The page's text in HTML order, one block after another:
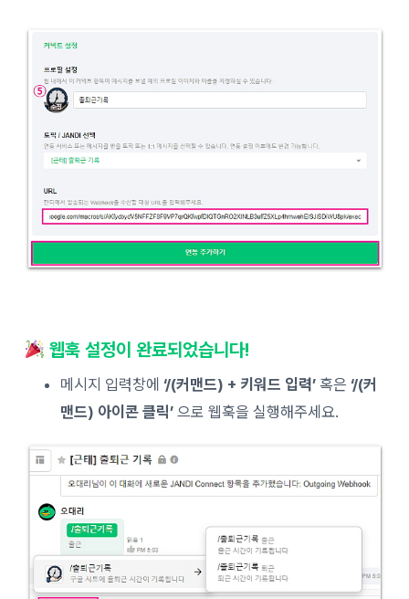
웹훅 설정이 완료되었습니다!
메시지 입력창에 ‘/(커맨드) + 키워드 입력’ 혹은‘/(커
맨드) 아이콘 클릭’으로 웹훅을 실행해주세요.